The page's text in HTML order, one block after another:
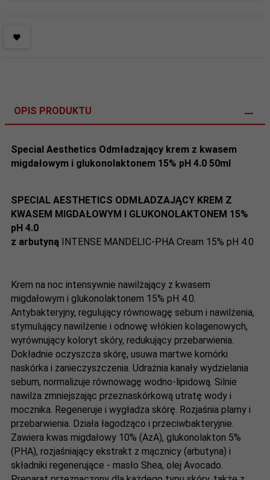
OPIS PRODUKTU
Special Aesthetics Odmładzający krem z kwasem
migdałowym i glukonolaktonem 15% pH 4.0 50ml
SPECIAL AESTHETICS ODMŁADZAJĄCY KREM Z
KWASEM MIGDAŁOWYM I GLUKONOLAKTONEM 15%
pH 4.0
z arbutyną INTENSE MANDELIC-PHA Cream 15% pH 4.0
Krem na noc intensywnie nawilżający z kwasem
migdałowym i glukonolaktonem 15% pH 4.0.
Antybakteryjny, regulujący równowagę sebum i nawilżenia,
stymulujący nawilżenie i odnowę włókien kolagenowych,
wyrównujący koloryt skóry, redukujący przebarwienia.
Dokładnie oczyszcza skórę, usuwa martwe komórki
naskórka i zanieczyszczenia. Udrażnia kanały wydzielania
sebum, normalizuje równowagę wodno-lipidową. Silnie
nawilża zmniejszając przeznaskórkową utratę wody i
mocznika. Regeneruje i wygładza skórę. Rozjaśnia plamy i
przebarwienia. Działa łagodząco i przeciwbakteryjnie.
Zawiera kwas migdałowy 10% (AzA), glukonolakton 5%
(PHA), rozjaśniający ekstrakt z mącznicy (arbutyna) i
składniki regenerujące - masło Shea, olej Avocado.